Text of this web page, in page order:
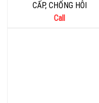
CẤP, CHỐNG HÔI
Call